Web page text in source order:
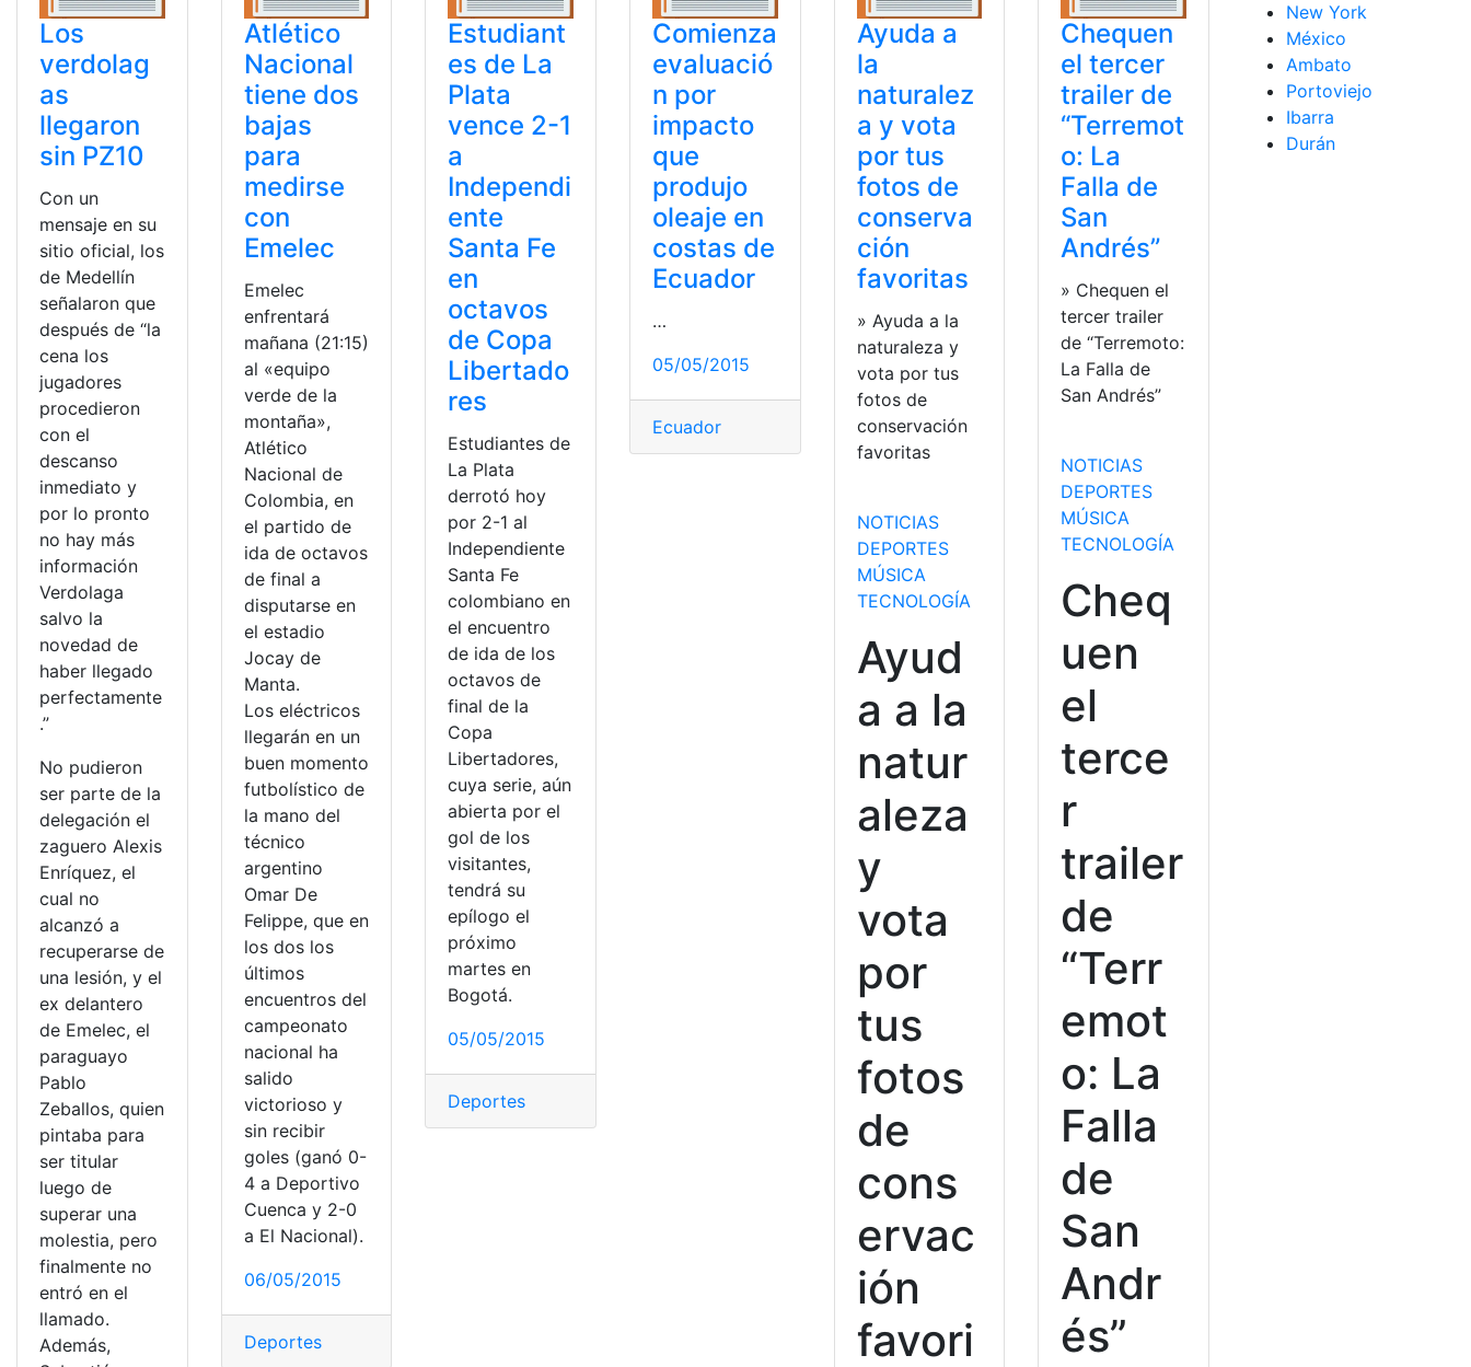
Los
verdolag
as
llegaron
sin PZ10
Con un
mensaje en su
sitio oficial, los
de Medellín
señalaron que
después de “la
cena los
jugadores
procedieron
con el
descanso
inmediato y
por lo pronto
no hay más
información
Verdolaga
salvo la
novedad de
haber llegado
perfectamente
.”
No pudieron
ser parte de la
delegación el
zaguero Alexis
Enríquez, el
cual no
alcanzó a
recuperarse de
una lesión, y el
ex delantero
de Emelec, el
paraguayo
Pablo
Zeballos, quien
pintaba para
ser titular
luego de
superar una
molestia, pero
finalmente no
entró en el
llamado.
Además,
Atlético
Nacional
tiene dos
bajas
para
medirse
con
Emelec
Emelec
enfrentará
mañana (21:15)
al «equipo
verde de la
montaña»,
Atlético
Nacional de
Colombia, en
el partido de
ida de octavos
de final a
disputarse en
el estadio
Jocay de
Manta.
Los eléctricos
llegarán en un
buen momento
futbolístico de
la mano del
técnico
argentino
Omar De
Felippe, que en
los dos los
últimos
encuentros del
campeonato
nacional ha
salido
victorioso y
sin recibir
goles (ganó 0-
4 a Deportivo
Cuenca y 2-0
a El Nacional).
06/05/2015
Deportes
Estudiant
es de La
Plata
vence 2-1
a
Independi
ente
Santa Fe
en
octavos
de Copa
Libertado
res
Estudiantes de
La Plata
derrotó hoy
por 2-1 al
Independiente
Santa Fe
colombiano en
el encuentro
de ida de los
octavos de
final de la
Copa
Libertadores,
cuya serie, aún
abierta por el
gol de los
visitantes,
tendrá su
epílogo el
próximo
martes en
Bogotá.
05/05/2015
Deportes
Comienza
evaluació
n por
impacto
que
produjo
oleaje en
costas de
Ecuador
…
05/05/2015
Ecuador
Ayuda a
la
naturalez
a y vota
por tus
fotos de
conserva
ción
favoritas
» Ayuda a la
naturaleza y
vota por tus
fotos de
conservación
favoritas
NOTICIAS
DEPORTES
MÚSICA
TECNOLOGÍA
Ayud
a a la
natur
aleza
y
vota
por
tus
fotos
de
cons
ervac
ión
favori
Chequen
el tercer
trailer de
“Terremot
o: La
Falla de
San
Andrés”
» Chequen el
tercer trailer
de “Terremoto:
La Falla de
San Andrés”
NOTICIAS
DEPORTES
MÚSICA
TECNOLOGÍA
Cheq
uen
el
terce
r
trailer
de
“Terr
emot
o: La
Falla
de
San
Andr
és”
New York
México
Ambato
Portoviejo
Ibarra
Durán